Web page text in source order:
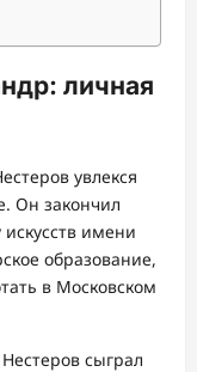
личная
увлекся
Он закончил
имени
образование,
в Московском
сыграл